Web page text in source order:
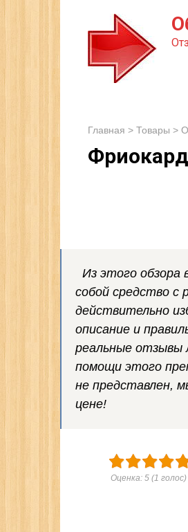
Главная > Товары >
Из этого обзора
собой средство с
действительно
описание и
реальные отзывы
помощи этого
не представлен,
цене!
Оценка: 5 (1 голос)